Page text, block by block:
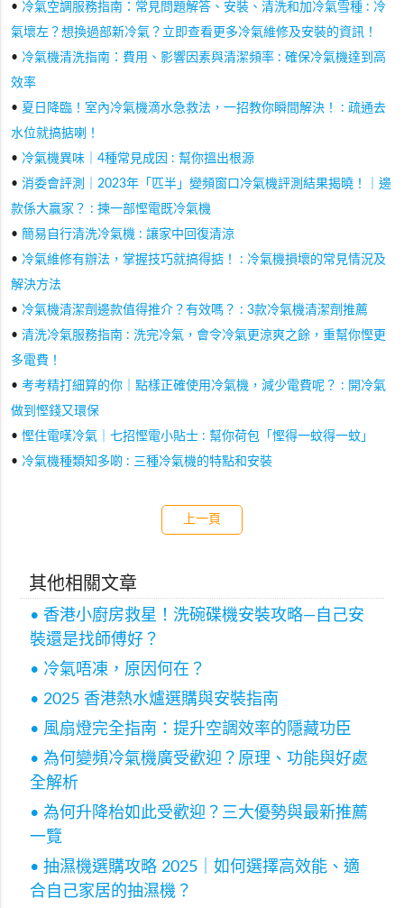
• 冷氣空調服務指南：常見問題解答、安裝、清洗和加冷氣雪種 : 冷
氣壞左？想換過部新冷氣？立即查看更多冷氣維修及安裝的資訊！
• 冷氣機清洗指南：費用、影響因素與清潔頻率 : 確保冷氣機達到高
效率
• 夏日降臨！室內冷氣機滴水急救法，一招教你瞬間解決！ : 疏通去
水位就搞掂喇！
• 冷氣機異味｜4種常見成因 : 幫你搵出根源
• 消委會評測｜2023年「匹半」變頻窗口冷氣機評測結果揭曉！｜邊
款係大贏家？ : 揀一部慳電既冷氣機
• 簡易自行清洗冷氣機 : 讓家中回復清涼
• 冷氣維修有辦法，掌握技巧就搞得掂！ : 冷氣機損壞的常見情況及
解決方法
• 冷氣機清潔劑邊款值得推介？有效嗎？ : 3款冷氣機清潔劑推薦
• 清洗冷氣服務指南 : 洗完冷氣，會令冷氣更涼爽之餘，重幫你慳更
多電費！
• 考考精打細算的你｜點樣正確使用冷氣機，減少電費呢？ : 開冷氣
做到慳錢又環保
• 慳住電嘆冷氣｜七招慳電小貼士 : 幫你荷包「慳得一蚊得一蚊」
• 冷氣機種類知多啲 : 三種冷氣機的特點和安裝
上一頁
其他相關文章
• 香港小廚房救星！洗碗碟機安裝攻略—自己安
裝還是找師傅好？
• 冷氣唔凍，原因何在？
• 2025 香港熱水爐選購與安裝指南
• 風扇燈完全指南：提升空調效率的隱藏功臣
• 為何變頻冷氣機廣受歡迎？原理、功能與好處
全解析
• 為何升降枱如此受歡迎？三大優勢與最新推薦
一覽
• 抽濕機選購攻略 2025｜如何選擇高效能、適
合自己家居的抽濕機？